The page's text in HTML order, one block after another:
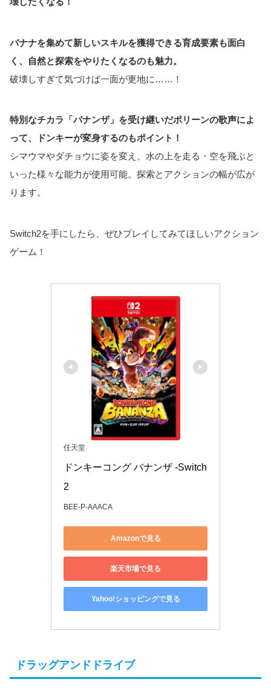
バナナを集めて新しいスキルを獲得できる育成要素も面白
く、自然と探索をやりたくなるのも魅力。
破壊しすぎて気づけば一面が更地に……！
特別なチカラ「バナンザ」を受け継いだポリーンの歌声によ
って、ドンキーが変身するのもポイント！
シマウマやダチョウに姿を変え、水の上を走る・空を飛ぶと
いった様々な能力が使用可能。探索とアクションの幅が広が
ります。
Switch2を手にしたら、ぜひプレイしてみてほしいアクション
ゲーム！
任天堂
ドンキーコング バナンザ -Switch
2
BEE-P-AAACA
Amazonで見る
楽天市場で見る
Yahoo!ショッピングで見る
ドラッグアンドドライブ